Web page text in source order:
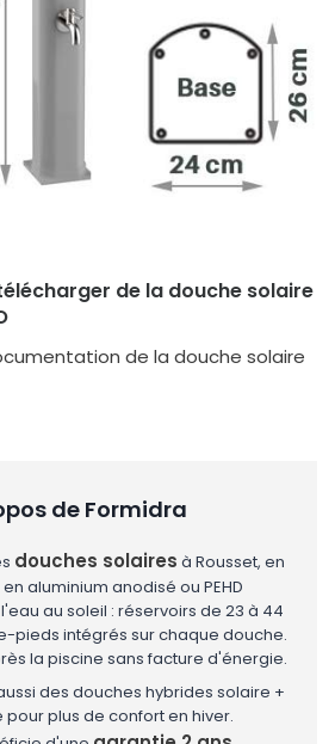
de la douche solaire
de la douche solaire
de Formidra
douches solaires à Rousset, en
aluminium anodisé ou PEHD
au soleil : réservoirs de 23 à 44
pieds intégrés sur chaque douche.
la piscine sans facture d'énergie.
des douches hybrides solaire +
plus de confort en hiver.